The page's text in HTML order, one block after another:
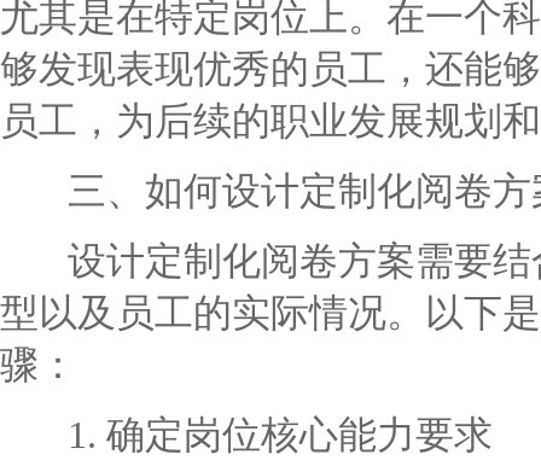
尤其是在特定岗位上。在一个
够发现表现优秀的员工，还能
员工，为后续的职业发展规划
三、如何设计定制化阅卷方
设计定制化阅卷方案需要结
型以及员工的实际情况。以下
骤：
1. 确定岗位核心能力要求